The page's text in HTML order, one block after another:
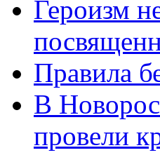
Героизм
Правила
В
провели